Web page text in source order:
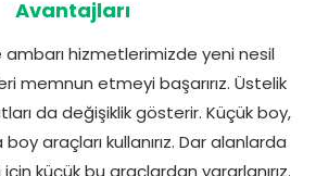
Avantajları
ambarı hizmetlerimizde yeni nesil
memnun etmeyi başarırız. Üstelik
da değişiklik gösterir. Küçük boy,
araçları kullanırız. Dar alanlarda
küçük bu araçlardan yararlanırız.